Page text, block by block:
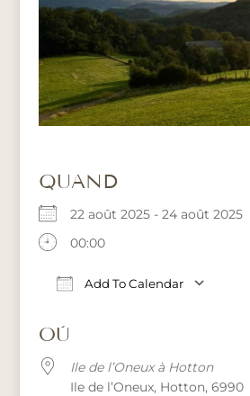
QUAND
22 août 2025 - 24 août 2025
00:00
Add To Calendar
OÙ
Ile de l’Oneux à Hotton
Ile de l’Oneux, Hotton, 6990